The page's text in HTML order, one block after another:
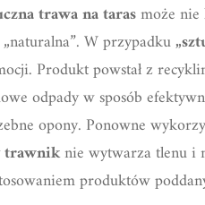
trawa na tarasmoże nie
W przypadku
Produkt powstał z
odpady w sposób
opony. Ponowne
trawniknie wytwarza tlenu i
produktów